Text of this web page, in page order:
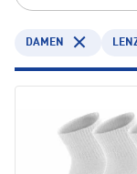
DAMEN